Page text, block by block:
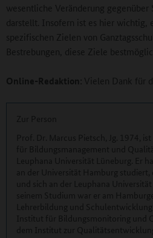
wesentliche Veränderung gegenüber
darstellt. Insofern ist es hier wichtig,
spezifischen Zielen von
Bestrebungen, diese Ziele
Online-Redaktion: Vielen Dank für